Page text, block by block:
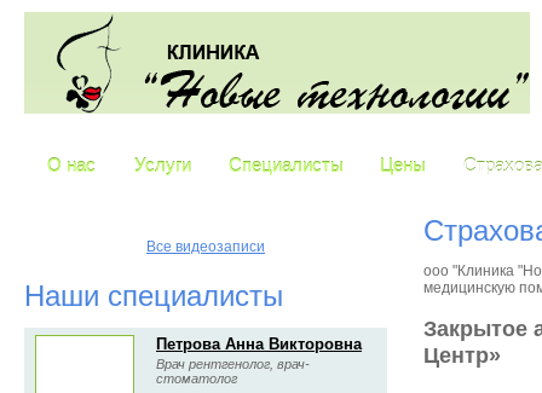
О нас Услуги Специалисты Цены
Все видеозаписи
Наши специалисты
Петрова Анна Викторовна
Врач рентгенолог, врач-
стоматолог
ооо "Клиника
медицинскую
Закрытое
Центр»